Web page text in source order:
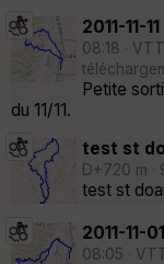
2011-11-
08:18 ·
Petite
du 11/11.
test st
D+720 m ·
test st
2011-11-
08:05 ·